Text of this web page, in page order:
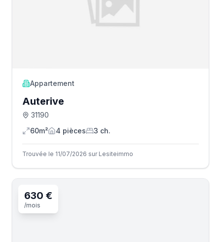
Appartement
Auterive
31190
60m²
4 pièces 3 ch.
Trouvée le 11/07/2026 sur Lesiteimmo
630 €
/mois